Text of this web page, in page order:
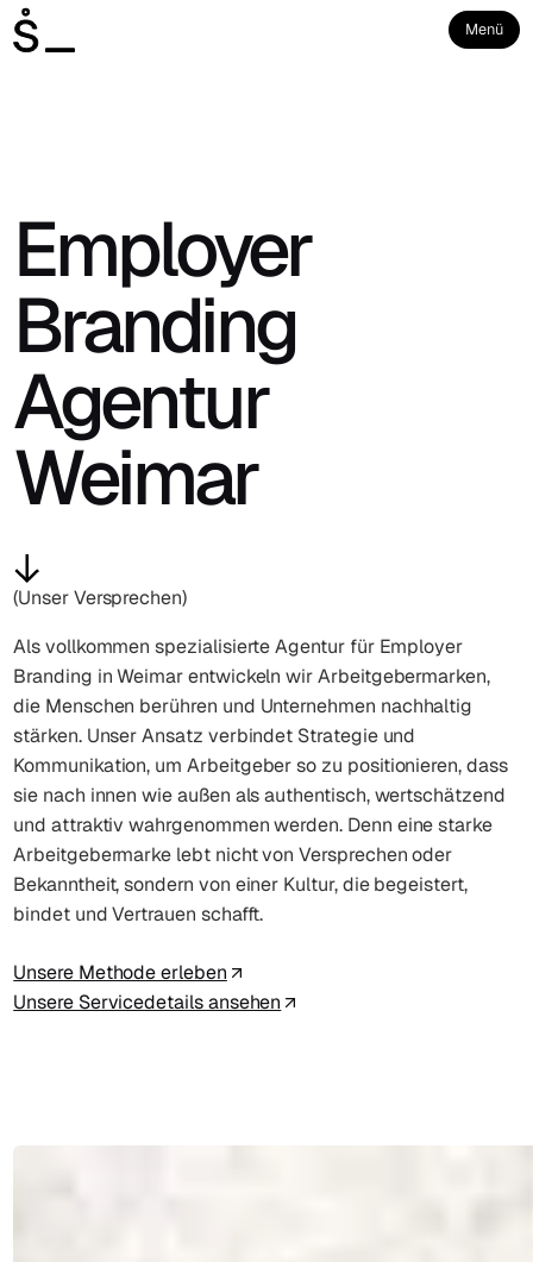
Menü
Employer
Branding
Agentur
Weimar
(Unser Versprechen)
Als vollkommen spezialisierte Agentur für Employer
Branding in Weimar entwickeln wir Arbeitgebermarken,
die Menschen berühren und Unternehmen nachhaltig
stärken. Unser Ansatz verbindet Strategie und
Kommunikation, um Arbeitgeber so zu positionieren, dass
sie nach innen wie außen als authentisch, wertschätzend
und attraktiv wahrgenommen werden. Denn eine starke
Arbeitgebermarke lebt nicht von Versprechen oder
Bekanntheit, sondern von einer Kultur, die begeistert,
bindet und Vertrauen schafft.
Unsere Methode erleben
Unsere Servicedetails ansehen